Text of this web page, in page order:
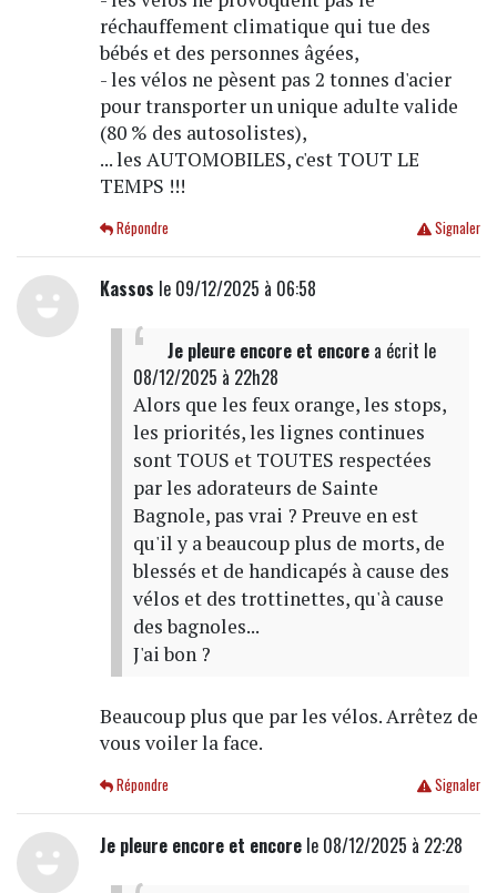
réchauffement climatique qui tue des
bébés et des personnes âgées,
- les vélos ne pèsent pas 2 tonnes d'acier
pour transporter un unique adulte valide
(80 % des autosolistes),
... les AUTOMOBILES, c'est TOUT LE
TEMPS !!!
Signaler
Répondre
Kassos le 09/12/2025 à 06:58
Je pleure encore et encorea écrit le
08/12/2025 à 22h28
Alors que les feux orange, les stops,
les priorités, les lignes continues
sont TOUS et TOUTES respectées
par les adorateurs de Sainte
Bagnole, pas vrai ? Preuve en est
qu'il y a beaucoup plus de morts, de
blessés et de handicapés à cause des
vélos et des trottinettes, qu'à cause
des bagnoles...
J'ai bon ?
Beaucoup plus que par les vélos. Arrêtez de
vous voiler la face.
Signaler
Répondre
Je pleure encore et encorele 08/12/2025 à 22:28